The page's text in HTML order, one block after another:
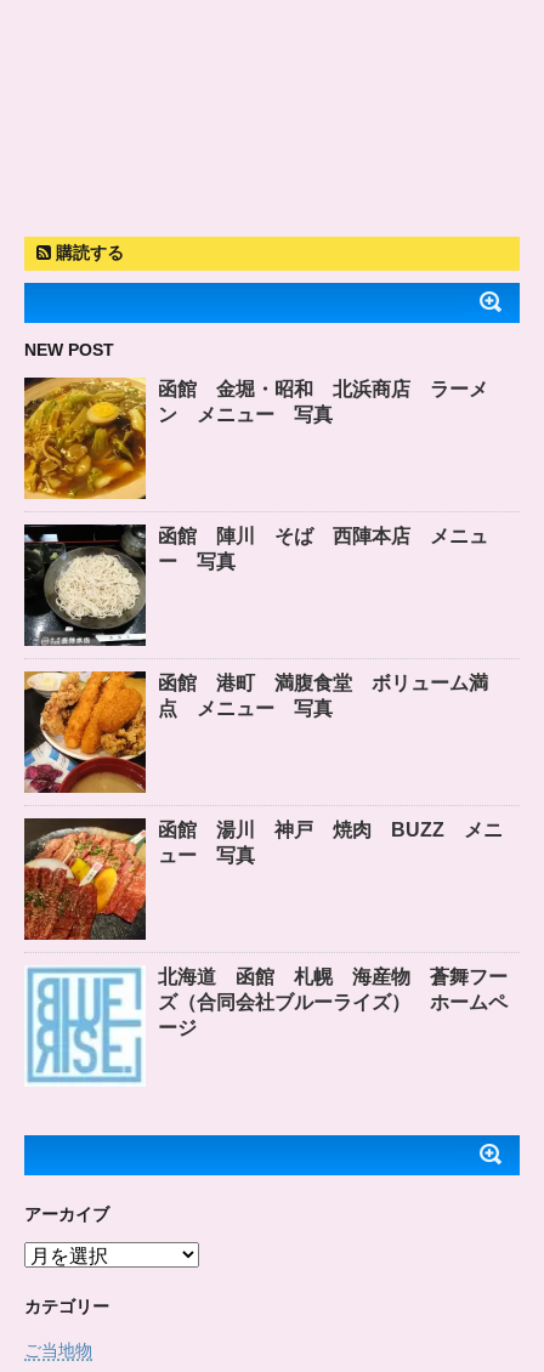
購読する
NEW POST
函館 金堀・昭和 北浜商店 ラーメ
ン メニュー 写真
函館 陣川 そば 西陣本店 メニュ
ー 写真
函館 港町 満腹食堂 ボリューム満
点 メニュー 写真
函館 湯川 神戸 焼肉 BUZZ メニ
ュー 写真
北海道 函館 札幌 海産物 蒼舞フー
ズ（合同会社ブルーライズ） ホームペ
ージ
アーカイブ
ア
カ
ブ
カテゴリー
ご当地物